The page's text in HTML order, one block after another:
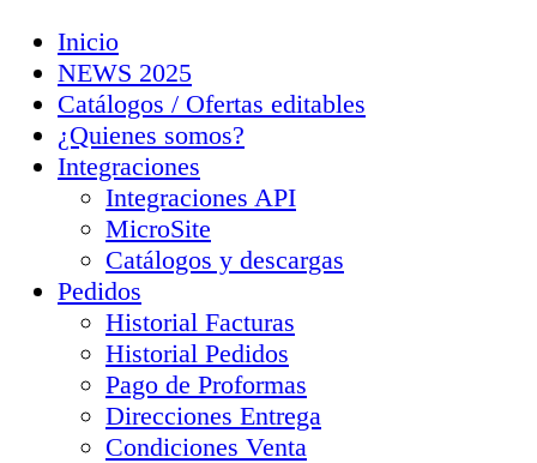
Inicio
NEWS 2025
Catálogos / Ofertas editables
¿Quienes somos?
Integraciones
Integraciones API
MicroSite
Catálogos y descargas
Pedidos
Historial Facturas
Historial Pedidos
Pago de Proformas
Direcciones Entrega
Condiciones Venta